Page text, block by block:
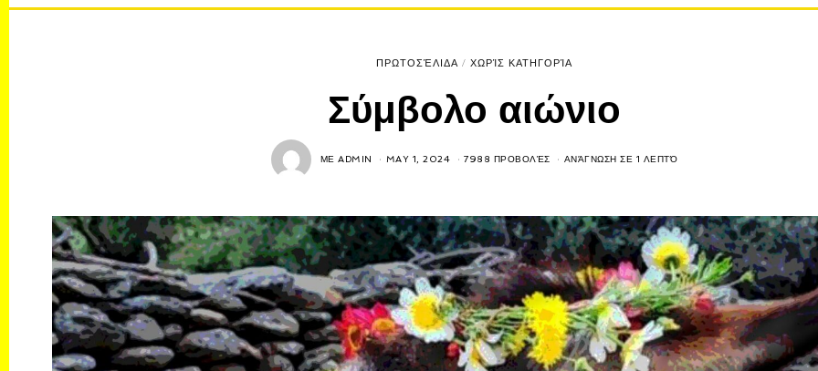
ΠΡΩΤΟΣΈΛΙΔΑ / ΧΩΡΊΣ ΚΑΤΗΓΟΡΊΑ
Σύμβολο αιώνιο
ΜΕADMIN MAY 1, 2024 7988 ΠΡΟΒΟΛΈΣ ΑΝΆΓΝΩΣΗ ΣΕ 1 ΛΕΠΤΌ